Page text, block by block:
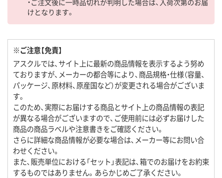
けとなります。
※ご注意【免責】
アスクルでは、サイト上に最新の商品情報を表示するよう努め
ておりますが、メーカーの都合等により、商品規格・仕様（容量、
パッケージ、原材料、原産国など）が変更される場合がございま
す。
このため、実際にお届けする商品とサイト上の商品情報の表記
が異なる場合がございますので、ご使用前には必ずお届けした
商品の商品ラベルや注意書きをご確認ください。
さらに詳細な商品情報が必要な場合は、メーカー等にお問い合
わせください。
また、販売単位における「セット」表記は、箱でのお届けをお約束
するものではありません。あらかじめご了承ください。